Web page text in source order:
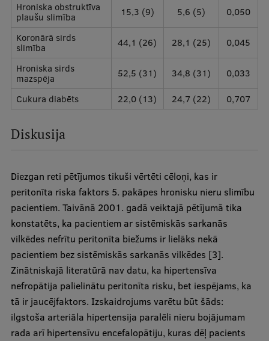
Hroniska obstruktīva
plaušu slimība
15,3 (9) 5,6 (5) 0,050
Koronārā sirds
slimība
44,1 (26) 28,1 (25) 0,045
Hroniska sirds
mazspēja
52,5 (31) 34,8 (31) 0,033
Cukura diabēts 22,0 (13) 24,7 (22) 0,707
Diskusija
Diezgan reti pētījumos tikuši vērtēti cēloņi, kas ir
peritonīta riska faktors 5. pakāpes hronisku nieru slimību
pacientiem. Taivānā 2001. gadā veiktajā pētījumā tika
konstatēts, ka pacientiem ar sistēmiskās sarkanās
vilkēdes nefrītu peritonīta biežums ir lielāks nekā
pacientiem bez sistēmiskās sarkanās vilkēdes [3].
Zinātniskajā literatūrā nav datu, ka hipertensīva
nefropātija palielinātu peritonīta risku, bet iespējams, ka
tā ir jaucējfaktors. Izskaidrojums varētu būt šāds:
ilgstoša arteriāla hipertensija paralēli nieru bojājumam
rada arī hipertensīvu encefalopātiju, kuras dēļ pacients